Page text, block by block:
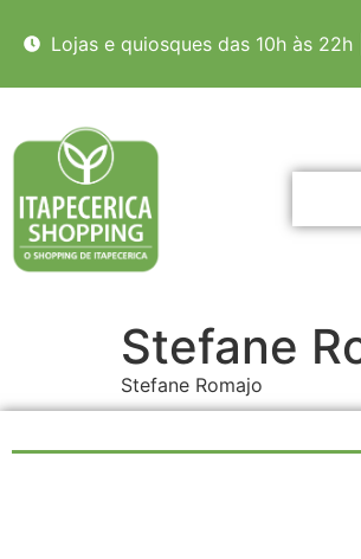
Lojas e quiosques das 10h às
Stefane
Stefane Romajo